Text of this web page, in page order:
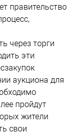
правительство
через торги
эти
аукциона для
пройдут
жители
свои